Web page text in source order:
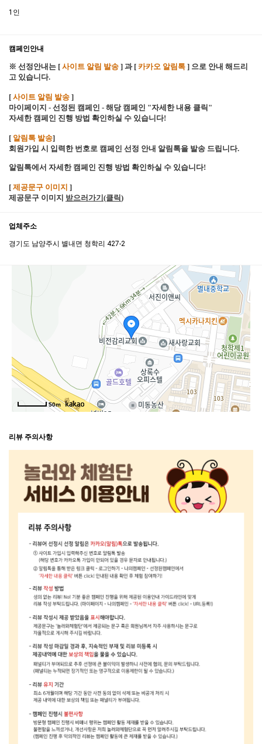
1인
캠페인안내
※ 선정안내는 [ 사이트 알림 발송 ] 과 [ 카카오 알림톡 ] 으로 안내 해드리
고 있습니다.
[ 사이트 알림 발송 ]
마이페이지 - 선정된 캠페인 - 해당 캠페인 "자세한 내용 클릭"
자세한 캠페인 진행 방법 확인하실 수 있습니다!
[ 알림톡 발송]
회원가입 시 입력한 번호로 캠페인 선정 안내 알림톡을 발송 드립니다.
알림톡에서 자세한 캠페인 진행 방법 확인하실 수 있습니다!
[ 제공문구 이미지 ]
제공문구 이미지 받으러가기(클릭 )
업체주소
경기도 남양주시 별내면 청학리 427-2
50m
리뷰 주의사항